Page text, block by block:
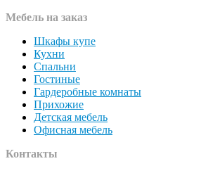
Мебель на заказ
Шкафы купе
Кухни
Спальни
Гостиные
Гардеробные комнаты
Прихожие
Детская мебель
Офисная мебель
Контакты